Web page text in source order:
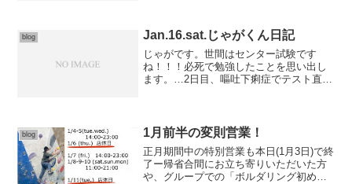
せ心機一転！...
blog Jan.16.sat.じゃがくん日記
じゃがです。世間はセンター試験です
ね！！！必死で勉強したことを思い出し
ます。…2日目、嘔吐下痢症でテスト直後
ます！！！joyでの...
blog 1月前半の変則営業！
正月期間中の特別営業も本日(1月3日)で終
了ー帰省合間にお立ち寄りいただいた方
や、グループでの「ボルダリング初めて